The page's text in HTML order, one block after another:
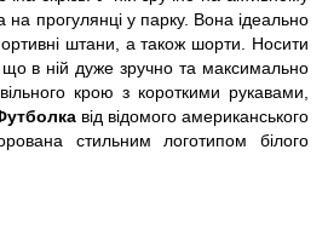
на прогулянці у парку. Вона ідеально
штани, а також шорти. Носити
що в ній дуже зручно та максимально
вільного крою з короткими рукавами,
від відомого американського
стильним логотипом білого